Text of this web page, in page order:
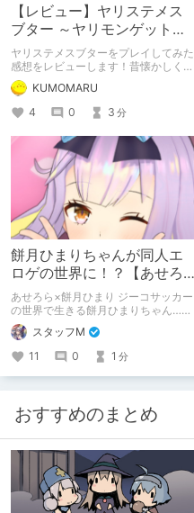
【レビュー】ヤリステメス
ブター ～ヤリモンゲットだ
ぜ！ﾃﾞｯﾃﾞﾃﾞﾃﾞﾃﾞﾃﾞｰ～
ヤリステメスブターをプレイしてみた
感想をレビューします！昔懐かしくも
あり、某国民的ゲームぽくもあり、エ
ッチなゲームです。
KUMOMARU
4
0 3 分
餅月ひまりちゃんが同人エ
ロゲの世界に！？【あせろ
ら×餅月ひまりの必見動
画！！】
あせろら×餅月ひまり ジーコサッカー
の世界で生きる餅月ひまりちゃん……
ジーコサッカーへの熱い風評被害
あ、あせろらさんの作品もウィンター
セールにかかってます！！
スタッフM
11
0 1 分
おすすめのまとめ